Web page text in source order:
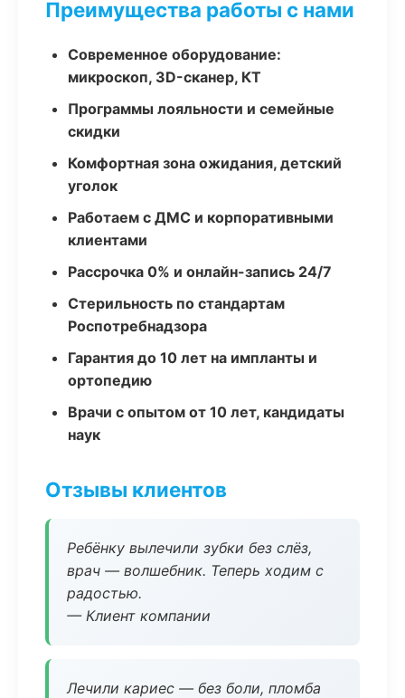
Преимущества работы с нами
Современное оборудование:
микроскоп, 3D-сканер, КТ
Программы лояльности и семейные
скидки
Комфортная зона ожидания, детский
уголок
Работаем с ДМС и корпоративными
клиентами
Рассрочка 0% и онлайн-запись 24/7
Стерильность по стандартам
Роспотребнадзора
Гарантия до 10 лет на импланты и
ортопедию
Врачи с опытом от 10 лет, кандидаты
наук
Отзывы клиентов
Ребёнку вылечили зубки без слёз,
врач — волшебник. Теперь ходим с
радостью.
— Клиент компании
Лечили кариес — без боли, пломба